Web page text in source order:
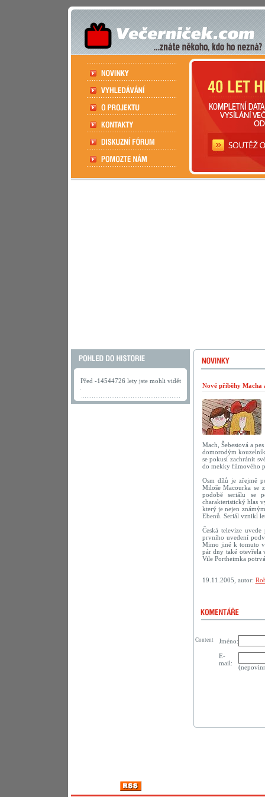
Před -14544726 lety jste mohli vidět
Nové příběhy Macha
Mach, Šebestová a
domorodým
se pokusí zachránit
do mekky filmového
Osm dílů je zřejmě
Miloše Macourka se
podobě seriálu se
charakteristický hlas
který je nejen
Ebenů. Seriál vznikl
Česká televize
prvního uvedení
Mimo jiné k tomuto
pár dny také otevřela
Vile Portheimka
19.11.2005, autor:
Jméno:
E-
mail:
Content